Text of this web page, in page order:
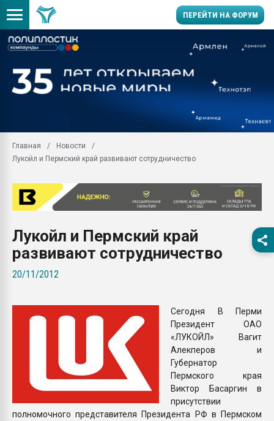
ПЕРЕЙТИ НА ФОРУМ
производство SPC
заводу пластмасс"
Подмосковье, Москва
28.07.2026
пластмасс
28.07.2026
ПЕРЕЙТИ НА
Главная
Новости
Лукойл и Пермский край развивают сотрудничество
Лукойл и Пермский край
развивают сотрудничество
20/11/2012
Сегодня В Перми
Президент ОАО
«ЛУКОЙЛ» Вагит
Алекперов и
Губернатор
Пермского края
Виктор Басаргин в
присутствии
полномочного представителя Президента РФ в Пермском